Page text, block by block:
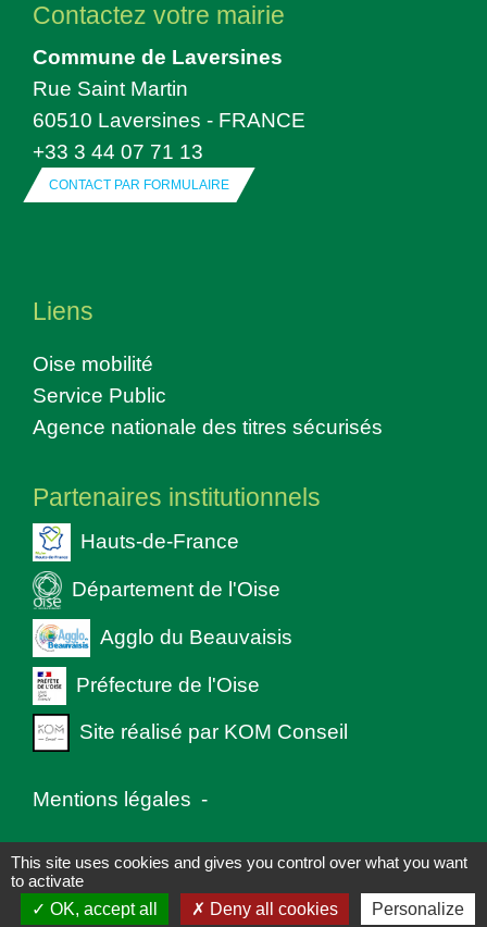
Contactez votre mairie
Commune de Laversines
Rue Saint Martin
60510 Laversines - FRANCE
+33 3 44 07 71 13
CONTACT PAR FORMULAIRE
Liens
Oise mobilité
Service Public
Agence nationale des titres sécurisés
Partenaires institutionnels
Hauts-de-France
Département de l'Oise
Agglo du Beauvaisis
Préfecture de l'Oise
Site réalisé par KOM Conseil
Mentions légales -
Politique de confidentialité - Accessibilité -
Plan du site - Gestion des cookies
This site uses cookies and gives you control over what you want
to activate
OK, accept all
Deny all cookies Personalize